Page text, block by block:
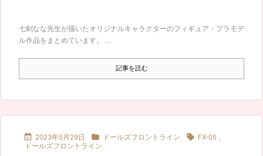
七剣なな先生が描いたオリジナルキャラクターのフィギュア・プラモデ
ル作品をまとめています。 ...
記事を読む
 2023年5月29日  ドールズフロントライン  FX-05 ,
ドールズフロントライン